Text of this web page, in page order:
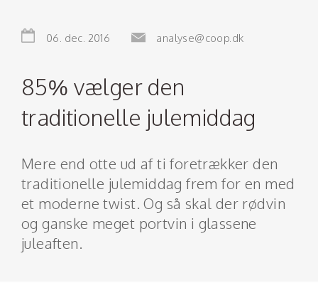
06. dec. 2016 analyse@coop.dk
85% vælger den
traditionelle julemiddag
Mere end otte ud af ti foretrækker den
traditionelle julemiddag frem for en med
et moderne twist. Og så skal der rødvin
og ganske meget portvin i glassene
juleaften.